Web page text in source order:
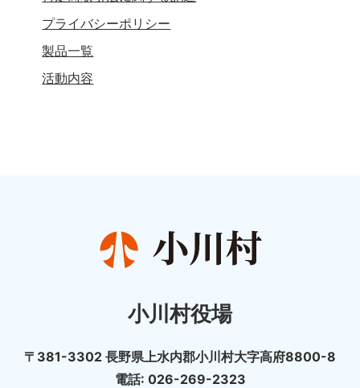
プライバシーポリシー
製品一覧
活動内容
小川村役場
〒381-3302 長野県上水内郡小川村大字高府8800-8
電話: 026-269-2323